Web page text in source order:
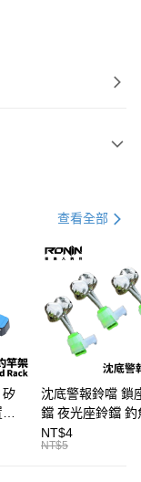
21家銀行
行
行
業銀行
業銀行
行
行
業銀行
查看全部
沈底警報鈴噹 鎖
鐺 夜光座鈴鐺 釣
鐺 沉底鈴鐺 1入 可插
Ø4.5x37mm夜光
NT$4
NT$5